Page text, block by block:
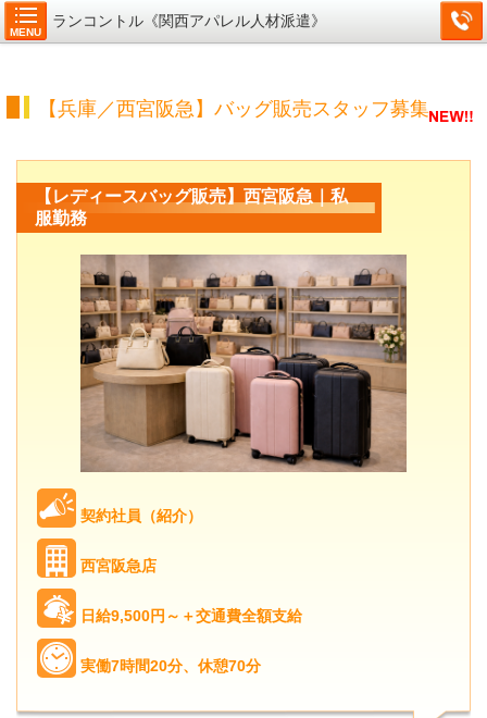
MENU
ランコントル《関西アパレル人材派遣》
【兵庫／西宮阪急】バッグ販売スタッフ募集
【レディースバッグ販売】西宮阪急｜私
服勤務
契約社員（紹介）
西宮阪急店
日給9,500円～＋交通費全額支給
実働7時間20分、休憩70分